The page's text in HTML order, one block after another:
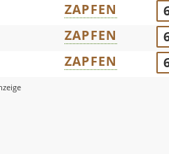
ZAPFEN
ZAPFEN
ZAPFEN